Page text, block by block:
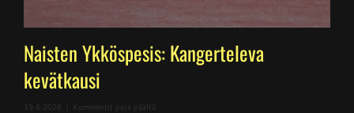
Naisten Ykköspesis: Kangerteleva
kevätkausi
19.6.2026 Kommentit pois päältä